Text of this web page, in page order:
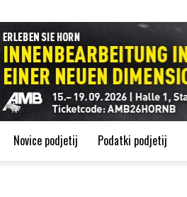
Novice podjetij Podatki podjetij